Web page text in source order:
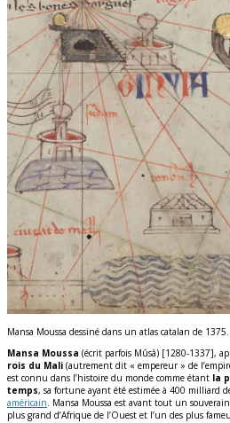
Mansa Moussa dessiné dans un atlas catalan de
Mansa Moussa (écrit parfois Mûsâ) [1280-1337],
rois du Mali (autrement dit « empereur » de
est connu dans l’histoire du monde comme étant la
temps, sa fortune ayant été estimée à 400 milliard
américain. Mansa Moussa est avant tout un
plus grand d’Afrique de l’Ouest et l’un des plus